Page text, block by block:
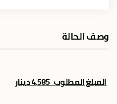
وصف الحالة
المبلغ المطلوب 4,585 دينار